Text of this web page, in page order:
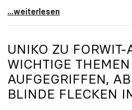
uniko zu Budgetverhandlungen:
...weiterlesen
UNIKO ZU FORWIT-
WICHTIGE THEMEN
AUFGEGRIFFEN,
BLINDE FLECKEN